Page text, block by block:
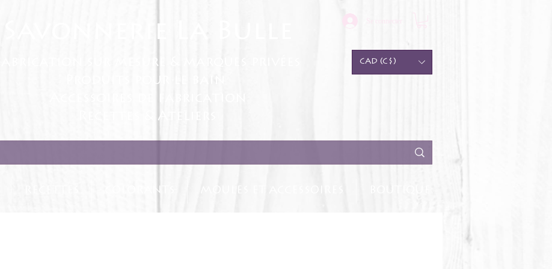
Savonnerie La Bulle
fabrication sur mesure & marques privées
Produits pour le bain
Recettes & Ateliers
CAD (C$)
COLORANTS